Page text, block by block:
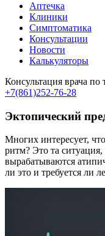
Аптечка
Клиники
Симптоматика
Консультации
Новости
Калькуляторы
Консультация врача по
+7(861)252-76-28
Эктопический
Многих интересует,
ритм? Это та
вырабатываются
ли это и требуется ли